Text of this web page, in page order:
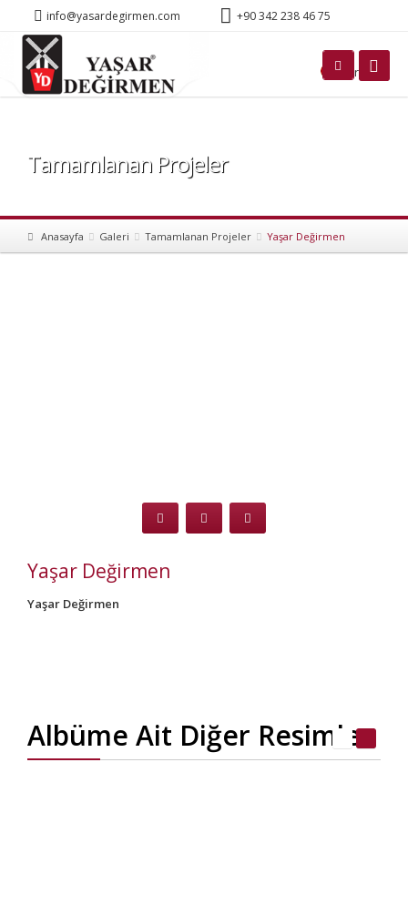
info@yasardegirmen.com +90 342 238 46 75
Türkçe
Tamamlanan Projeler
Anasayfa Galeri Tamamlanan Projeler Yaşar Değirmen
Yaşar Değirmen
Yaşar Değirmen
Albüme Ait Diğer Resimler